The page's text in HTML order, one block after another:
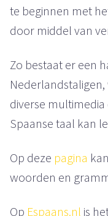
te beginnen met
door middel van
Zo bestaat er een
diverse multimedia
Spaanse taal kan
Op deze pagina
woorden en
Op Espaans.nl is